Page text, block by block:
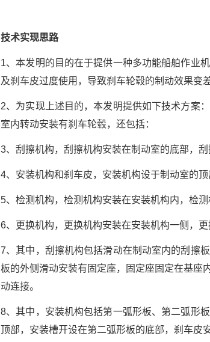
技术实现思路
1、本发明的目的在于提供一种多功能船舶作业
及刹车皮过度使用，导致刹车轮毂的制动效果变
2、为实现上述目的，本发明提供如下技术方案
室内转动安装有刹车轮毂，还包括：
3、刮擦机构，刮擦机构安装在制动室的底部，
4、安装机构和刹车皮，安装机构设于制动室的
5、检测机构，检测机构安装在安装机构内，检测
6、更换机构，更换机构安装在安装机构一侧，
7、其中，刮擦机构包括滑动在制动室内的刮擦
板的外侧滑动安装有固定座，固定座固定在基座
动连接。
8、其中，安装机构包括第一弧形板、第二弧形
顶部，安装槽开设在第二弧形板的底部，刹车皮